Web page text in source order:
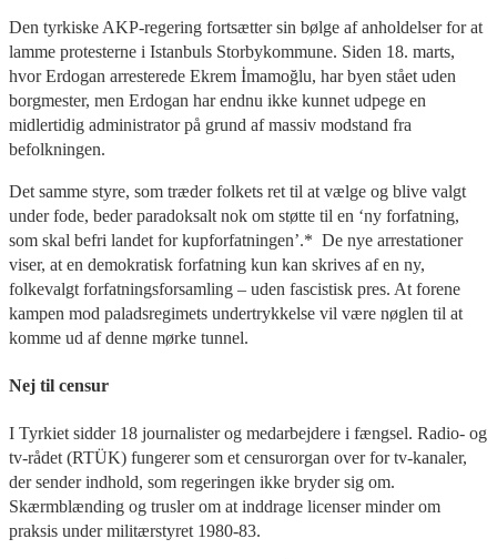
Den tyrkiske AKP-regering fortsætter sin bølge af anholdelser for at
lamme protesterne i Istanbuls Storbykommune. Siden 18. marts,
hvor Erdogan arresterede Ekrem İmamoğlu, har byen stået uden
borgmester, men Erdogan har endnu ikke kunnet udpege en
midlertidig administrator på grund af massiv modstand fra
befolkningen.
Det samme styre, som træder folkets ret til at vælge og blive valgt
under fode, beder paradoksalt nok om støtte til en ‘ny forfatning,
som skal befri landet for kupforfatningen’.* De nye arrestationer
viser, at en demokratisk forfatning kun kan skrives af en ny,
folkevalgt forfatningsforsamling – uden fascistisk pres. At forene
kampen mod paladsregimets undertrykkelse vil være nøglen til at
komme ud af denne mørke tunnel.
Nej til censur
I Tyrkiet sidder 18 journalister og medarbejdere i fængsel. Radio- og
tv-rådet (RTÜK) fungerer som et censurorgan over for tv-kanaler,
der sender indhold, som regeringen ikke bryder sig om.
Skærmblænding og trusler om at inddrage licenser minder om
praksis under militærstyret 1980-83.